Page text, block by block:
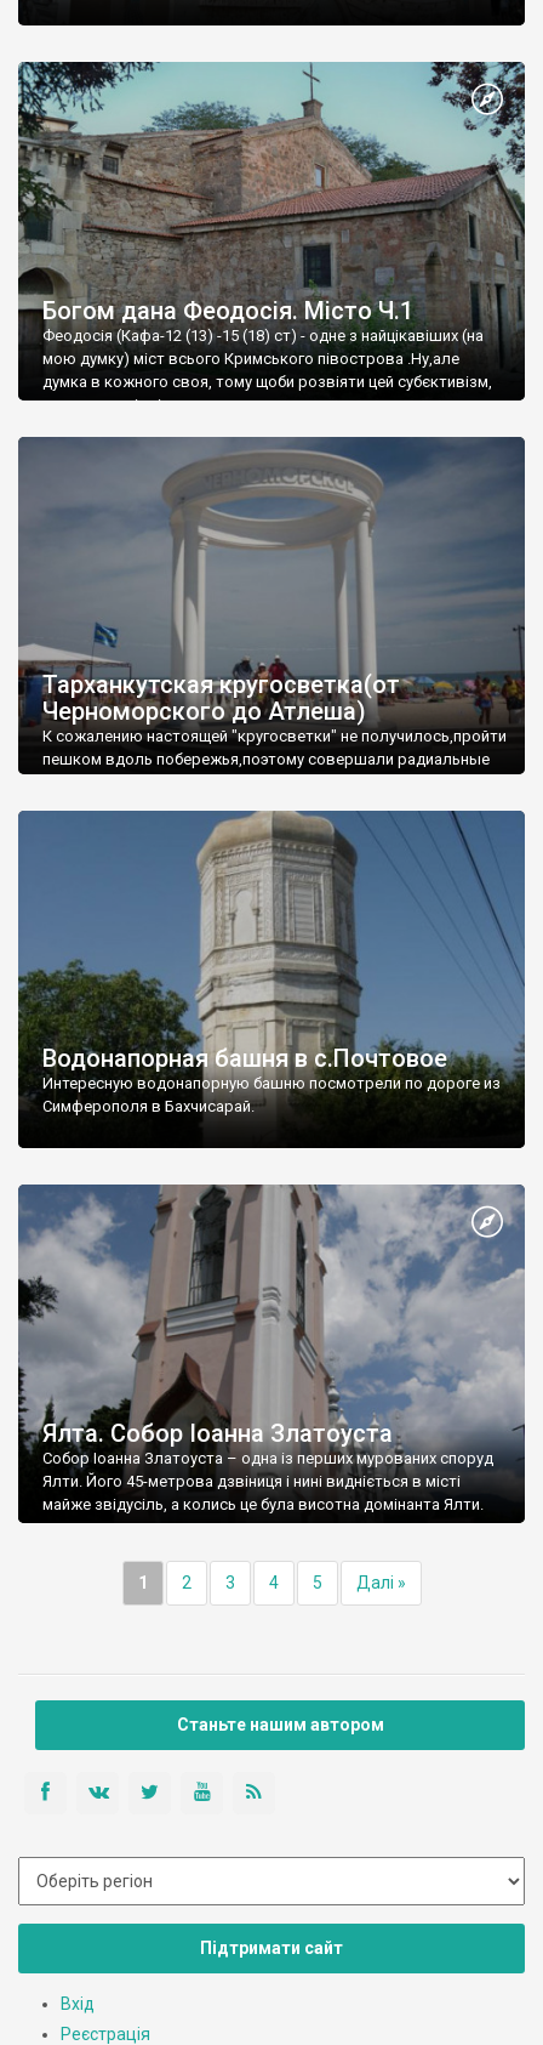
Богом дана Феодосія. Місто Ч.1
Феодосія (Кафа-12 (13) -15 (18) ст) - одне з найцікавіших (на
мою думку) міст всього Кримського півострова .Ну,але
думка в кожного своя, тому щоби розвіяти цей субєктивізм,
запрошую відвідати це
Тарханкутская кругосветка(от
Черноморского до Атлеша)
К сожалению настоящей "кругосветки" не получилось,пройти
пешком вдоль побережья,поэтому совершали радиальные
Водонапорная башня в с.Почтовое
Интересную водонапорную башню посмотрели по дороге из
Симферополя в Бахчисарай.
Ялта. Собор Іоанна Златоуста
Собор Іоанна Златоуста – одна із перших мурованих споруд
Ялти. Його 45-метрова дзвіниця і нині видніється в місті
майже звідусіль, а колись це була висотна домінанта Ялти.
1 2 3 4 5 Далі »
Станьте нашим автором
Підтримати сайт
Вхід
Реєстрація